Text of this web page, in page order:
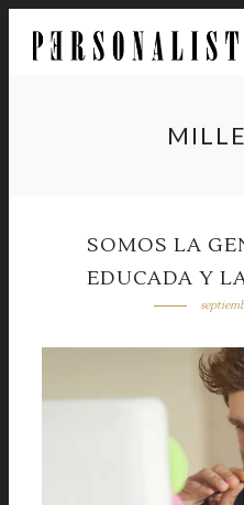
SOMOS LA
EDUCADA Y